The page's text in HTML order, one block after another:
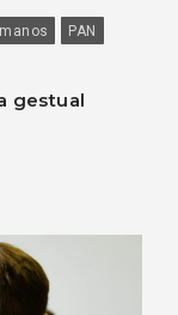
PAN
gestual